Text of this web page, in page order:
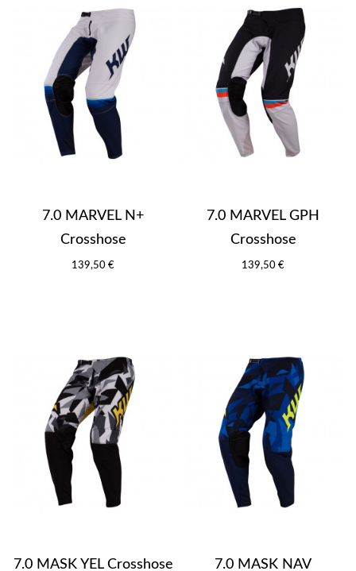
7.0 MARVEL N+
Crosshose
139,50 €
7.0 MARVEL GPH
Crosshose
139,50 €
7.0 MASK YEL Crosshose 7.0 MASK NAV